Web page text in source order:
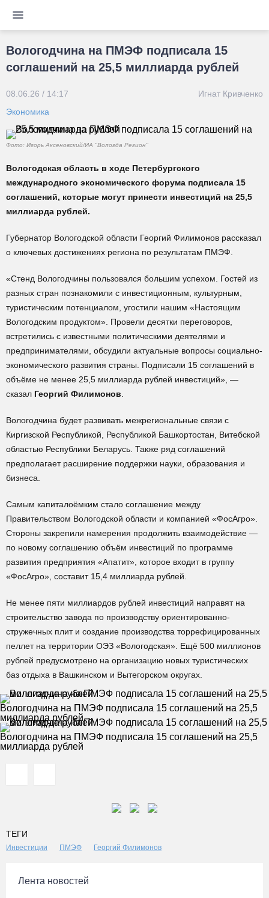
Вологодчина на ПМЭФ подписала 15
соглашений на 25,5 миллиарда рублей
08.06.26 / 14:17
Игнат Кривченко
Экономика
Фото: Игорь Аксеновский/ИА "Вологда Регион"
Вологодская область в ходе Петербургского
международного экономического форума подписала 15
соглашений, которые могут принести инвестиций на 25,5
миллиарда рублей.
Губернатор Вологодской области Георгий Филимонов рассказал
о ключевых достижениях региона по результатам ПМЭФ.
«Стенд Вологодчины пользовался большим успехом. Гостей из
разных стран познакомили с инвестиционным, культурным,
туристическим потенциалом, угостили нашим «Настоящим
Вологодским продуктом». Провели десятки переговоров,
встретились с известными политическими деятелями и
предпринимателями, обсудили актуальные вопросы социально-
экономического развития страны. Подписали 15 соглашений в
объёме не менее 25,5 миллиарда рублей инвестиций», —
сказал Георгий Филимонов
Вологодчина будет развивать межрегиональные связи с
Киргизской Республикой, Республикой Башкортостан, Витебской
областью Республики Беларусь. Также ряд соглашений
предполагает расширение поддержки науки, образования и
бизнеса.
Самым капиталоёмким стало соглашение между
Правительством Вологодской области и компанией «ФосАгро».
Стороны закрепили намерения продолжить взаимодействие —
по новому соглашению объём инвестиций по программе
развития предприятия «Апатит», которое входит в группу
«ФосАгро», составит 15,4 миллиарда рублей.
Не менее пяти миллиардов рублей инвестиций направят на
строительство завода по производству ориентированно-
стружечных плит и создание производства торрефицированных
пеллет на территории ОЭЗ «Вологодская». Ещё 500 миллионов
рублей предусмотрено на организацию новых туристических
баз отдыха в Вашкинском и Вытегорском округах.
Вологодчина на ПМЭФ подписала 15 соглашений на 25,5
миллиарда рублей
Вологодчина на ПМЭФ подписала 15 соглашений на 25,5
миллиарда рублей
ТЕГИ
Инвестиции ПМЭФ Георгий Филимонов
Лента новостей